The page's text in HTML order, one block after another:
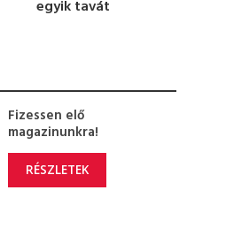
egyik tavát
Fizessen elő
magazinunkra!
RÉSZLETEK